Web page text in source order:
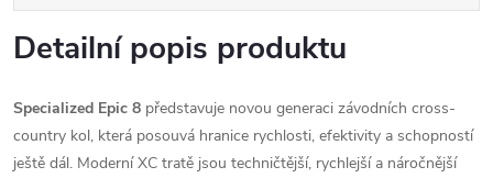
Detailní popis produktu
Specialized Epic 8 představuje novou generaci závodních cross-
country kol, která posouvá hranice rychlosti, efektivity a schopností
ještě dál. Moderní XC tratě jsou techničtější, rychlejší a náročnější